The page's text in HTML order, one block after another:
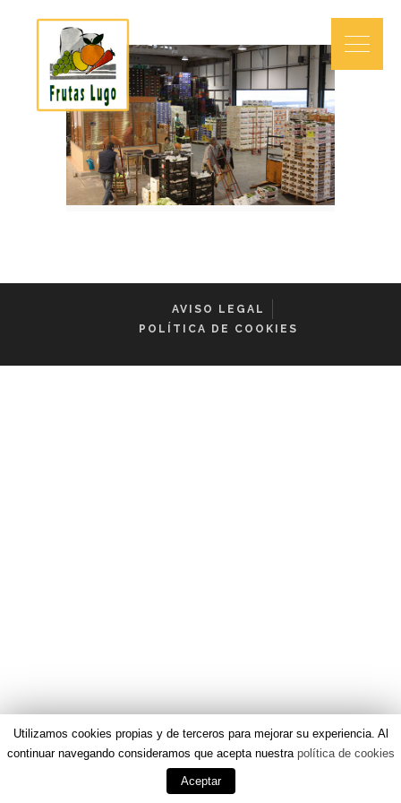
AVISO LEGAL
POLÍTICA DE COOKIES
Utilizamos cookies propias y de terceros para mejorar su experiencia. Al
continuar navegando consideramos que acepta nuestra política de cookies
Aceptar